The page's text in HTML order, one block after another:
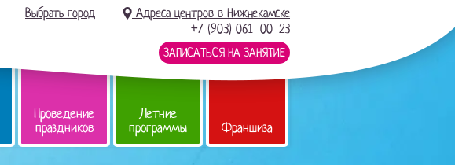
Выбрать город
Адреса центров в Нижнекамске
+7 (903) 061-00-23
ЗАПИСАТЬСЯ НА ЗАНЯТИЕ
Проведение
праздников
Летние
программы Франшиза